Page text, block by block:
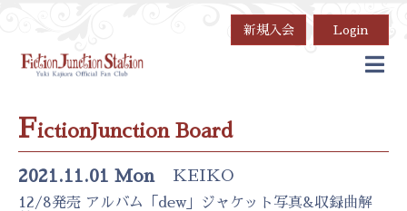
新規入会 Login
FictionJunction Board
2021.11.01 Mon KEIKO
12/8発売 アルバム「dew」ジャケット写真&収録曲解